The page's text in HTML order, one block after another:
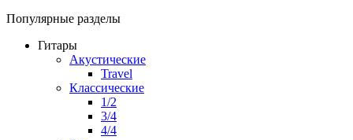
Популярные разделы
Гитары
Акустические
Travel
Классические
1/2
3/4
4/4